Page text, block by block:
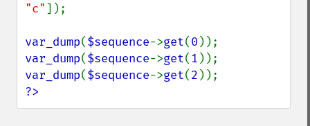
"c"]);
var_dump($sequence->get(0
var_dump($sequence->get(1
var_dump($sequence->get(2
?>